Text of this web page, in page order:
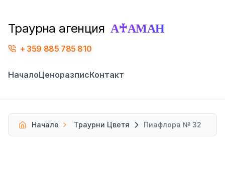
Траурна агенция А♰АМАН
359 885 785 810
НачалоЦеноразписКонтакт
Начало Траурни Цветя Пиафлора № 32